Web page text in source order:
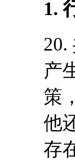
1.
20.
产
策
他
存